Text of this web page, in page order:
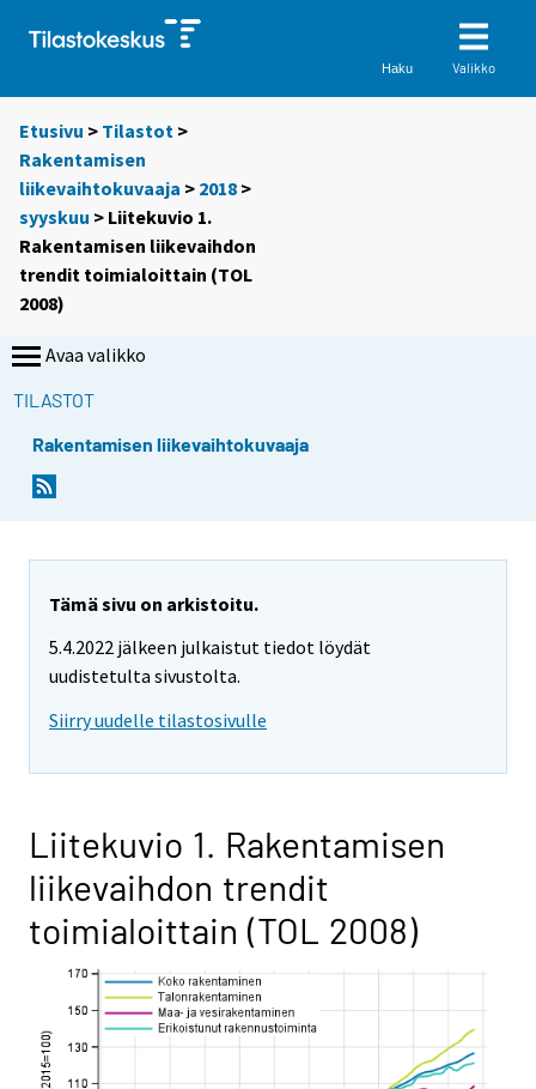
Haku Valikko
Etusivu > Tilastot >
Rakentamisen
liikevaihtokuvaaja > 2018 >
syyskuu > Liitekuvio 1.
Rakentamisen liikevaihdon
trendit toimialoittain (TOL
2008)
Avaa valikko
TILASTOT
Rakentamisen liikevaihtokuvaaja
Tämä sivu on arkistoitu.
5.4.2022 jälkeen julkaistut tiedot löydät
uudistetulta sivustolta.
Siirry uudelle tilastosivulle
Liitekuvio 1. Rakentamisen
liikevaihdon trendit
toimialoittain (TOL 2008)